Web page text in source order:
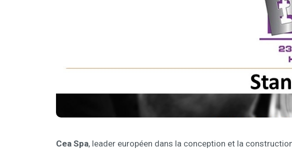
Cea Spa, leader européen dans la conception et la